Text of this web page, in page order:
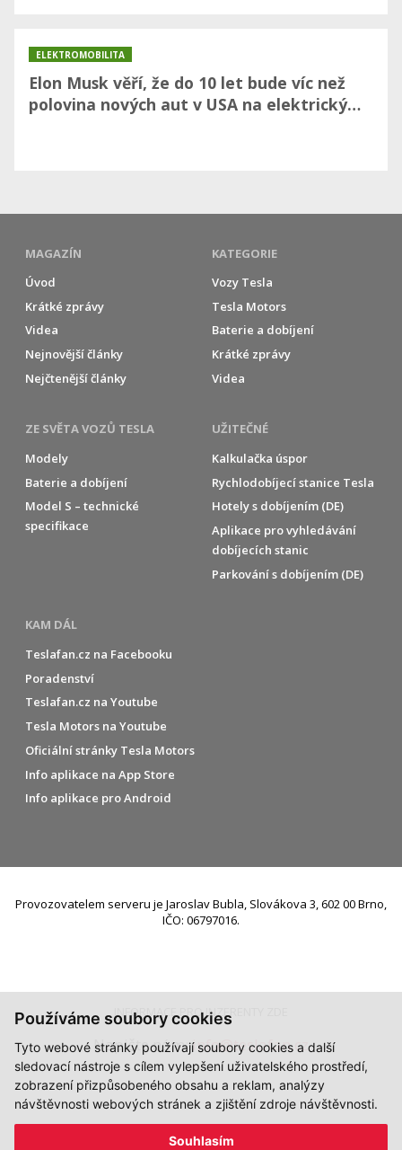
Používáme soubory cookies
Tyto webové stránky používají soubory cookies a další
sledovací nástroje s cílem vylepšení uživatelského prostředí,
zobrazení přizpůsobeného obsahu a reklam, analýzy
návštěvnosti webových stránek a zjištění zdroje návštěvnosti.
Souhlasím
Elon Musk věří, že do 10 let bude víc než
polovina nových aut v USA na elektrický…
ELEKTROMOBILITA
MAGAZÍN
Úvod
Krátké zprávy
Videa
Nejnovější články
Nejčtenější články
KATEGORIE
Vozy Tesla
Tesla Motors
Baterie a dobíjení
Krátké zprávy
Videa
ZE SVĚTA VOZŮ TESLA
Modely
Baterie a dobíjení
Model S – technické
specifikace
UŽITEČNÉ
Kalkulačka úspor
Rychlodobíjecí stanice Tesla
Hotely s dobíjením (DE)
Aplikace pro vyhledávání
dobíjecích stanic
Parkování s dobíjením (DE)
KAM DÁL
Teslafan.cz na Facebooku
Poradenství
Teslafan.cz na Youtube
Tesla Motors na Youtube
Oficiální stránky Tesla Motors
Info aplikace na App Store
Info aplikace pro Android
Provozovatelem serveru je Jaroslav Bubla, Slovákova 3, 602 00 Brno,
IČO: 06797016.
INFORMACE PRO INZERENTY ZDE
Napište nám:info@teslafan.cz